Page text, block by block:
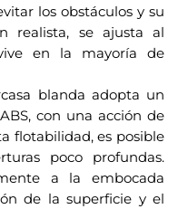
los obstáculos y su
realista, se ajusta al
en la mayoría de
blanda adopta un
con una acción de
flotabilidad, es posible
poco profundas.
a la embocada
de la superficie y el